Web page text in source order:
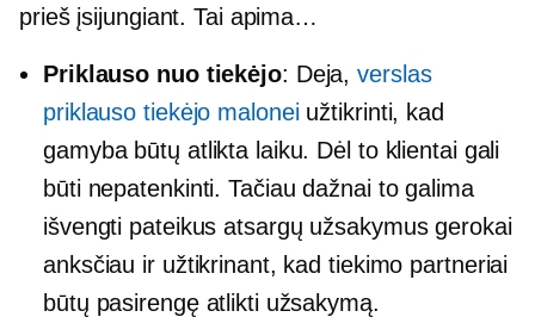
prieš įsijungiant. Tai apima…
Priklauso nuo tiekėjo: Deja,verslas
priklauso tiekėjo maloneiužtikrinti, kad
gamyba būtų atlikta laiku. Dėl to klientai gali
būti nepatenkinti. Tačiau dažnai to galima
išvengti pateikus atsargų užsakymus gerokai
anksčiau ir užtikrinant, kad tiekimo partneriai
būtų pasirengę atlikti užsakymą.